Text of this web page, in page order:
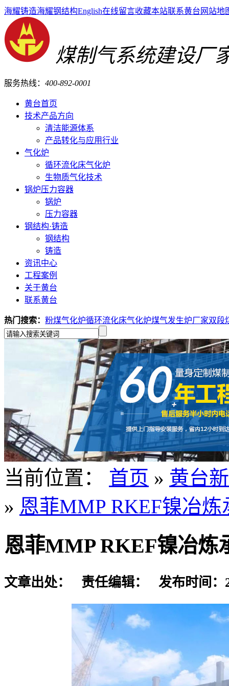
海耀铸造海耀钢结构English在线留言收藏本站联系黄台 网站地
煤制气系统建设厂
服务热线： 400-892-0001
黄台首页
技术产品方向
清洁能源体系
产品转化与应用行业
气化炉
循环流化床气化炉
生物质气化技术
锅炉压力容器
锅炉
压力容器
钢结构·铸造
钢结构
铸造
资讯中心
工程案例
关于黄台
联系黄台
热门搜索： 粉煤气化炉循环流化床气化炉煤气发生炉厂家双段
当前位置： 首页 » 黄台
» 恩菲MMP RKEF镍冶炼
恩菲MMP RKEF镍冶炼
文章出处： 责任编辑： 发布时间：